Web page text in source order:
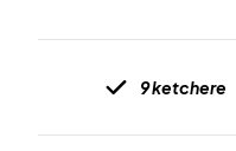
9 ketchere